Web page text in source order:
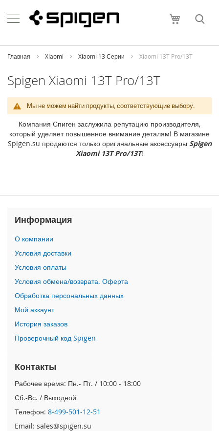
to
Content
Моя
h
o
i
P
h
e
1
M
P
h
o
n
e
1
7
P
r
o
i
o
n
e
A
i
r
Главная Xiaomi Xiaomi 13 Серии Xiaomi 13T Pro/13T
Spigen Xiaomi 13T Pro/13T
Мы не можем найти продукты, соответствующие выбору.
Компания Спиген заслужила репутацию производителя,
который уделяет повышенное внимание деталям! В магазине
Spigen.su продаются только оригинальные аксессуары Spigen
Xiaomi 13T Pro/13T!
Информация
О компании
Условия доставки
Условия оплаты
Условия обмена/возврата. Оферта
Обработка персональных данных
Мой аккаунт
История заказов
Проверочный код Spigen
Контакты
Рабочее время: Пн.- Пт. / 10:00 - 18:00
Сб.-Вс. / Выходной
Телефон: 8-499-501-12-51
Email: sales@spigen.su